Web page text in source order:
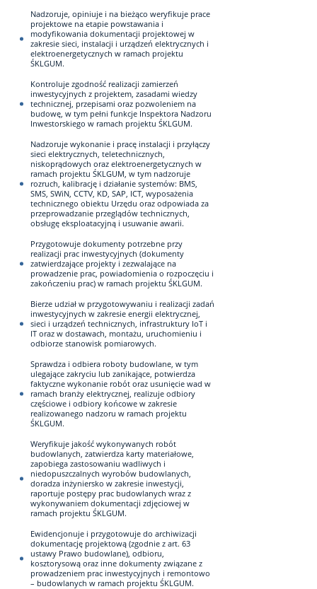
Nadzoruje, opiniuje i na bieżąco weryfikuje prace
projektowe na etapie powstawania i
modyfikowania dokumentacji projektowej w
zakresie sieci, instalacji i urządzeń elektrycznych i
elektroenergetycznych w ramach projektu
ŚKLGUM.
Kontroluje zgodność realizacji zamierzeń
inwestycyjnych z projektem, zasadami wiedzy
technicznej, przepisami oraz pozwoleniem na
budowę, w tym pełni funkcje Inspektora Nadzoru
Inwestorskiego w ramach projektu ŚKLGUM.
Nadzoruje wykonanie i pracę instalacji i przyłączy
sieci elektrycznych, teletechnicznych,
niskoprądowych oraz elektroenergetycznych w
ramach projektu ŚKLGUM, w tym nadzoruje
rozruch, kalibrację i działanie systemów: BMS,
SMS, SWiN, CCTV, KD, SAP, ICT, wyposażenia
technicznego obiektu Urzędu oraz odpowiada za
przeprowadzanie przeglądów technicznych,
obsługę eksploatacyjną i usuwanie awarii.
Przygotowuje dokumenty potrzebne przy
realizacji prac inwestycyjnych (dokumenty
zatwierdzające projekty i zezwalające na
prowadzenie prac, powiadomienia o rozpoczęciu i
zakończeniu prac) w ramach projektu ŚKLGUM.
Bierze udział w przygotowywaniu i realizacji zadań
inwestycyjnych w zakresie energii elektrycznej,
sieci i urządzeń technicznych, infrastruktury IoT i
IT oraz w dostawach, montażu, uruchomieniu i
odbiorze stanowisk pomiarowych.
Sprawdza i odbiera roboty budowlane, w tym
ulegające zakryciu lub zanikające, potwierdza
faktyczne wykonanie robót oraz usunięcie wad w
ramach branży elektrycznej, realizuje odbiory
częściowe i odbiory końcowe w zakresie
realizowanego nadzoru w ramach projektu
ŚKLGUM.
Weryfikuje jakość wykonywanych robót
budowlanych, zatwierdza karty materiałowe,
zapobiega zastosowaniu wadliwych i
niedopuszczalnych wyrobów budowlanych,
doradza inżyniersko w zakresie inwestycji,
raportuje postępy prac budowlanych wraz z
wykonywaniem dokumentacji zdjęciowej w
ramach projektu ŚKLGUM.
Ewidencjonuje i przygotowuje do archiwizacji
dokumentację projektową (zgodnie z art. 63
ustawy Prawo budowlane), odbioru,
kosztorysową oraz inne dokumenty związane z
prowadzeniem prac inwestycyjnych i remontowo
– budowlanych w ramach projektu ŚKLGUM.